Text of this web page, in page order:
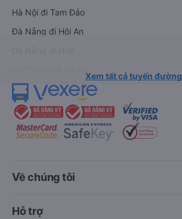
Hà Nội đi Tam Đảo
Đà Nẵng đi Hội An
Xem tất cả tuyến đường
Về chúng tôi
Hỗ trợ